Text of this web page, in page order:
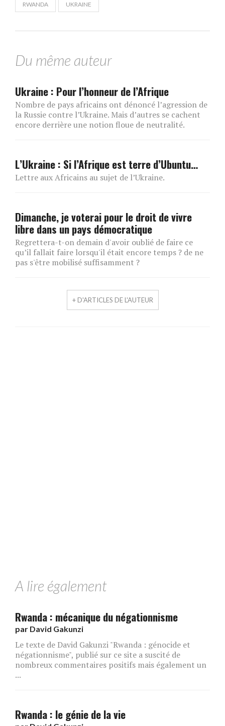
RWANDA UKRAINE
Du même auteur
Ukraine : Pour l’honneur de l’Afrique
Nombre de pays africains ont dénoncé l’agression de
la Russie contre l’Ukraine. Mais d’autres se cachent
encore derrière une notion floue de neutralité.
L’Ukraine : Si l’Afrique est terre d’Ubuntu…
Lettre aux Africains au sujet de l’Ukraine.
Dimanche, je voterai pour le droit de vivre
libre dans un pays démocratique
Regrettera-t-on demain d'avoir oublié de faire ce
qu’il fallait faire lorsqu'il était encore temps ? de ne
pas s'être mobilisé suffisamment ?
+ D'ARTICLES DE L'AUTEUR
A lire également
Rwanda : mécanique du négationnisme
par David Gakunzi
Le texte de David Gakunzi "Rwanda : génocide et
négationnisme", publié sur ce site a suscité de
nombreux commentaires positifs mais également un
...
Rwanda : le génie de la vie